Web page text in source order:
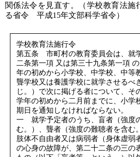
関係法令を見直す。（学校教育法施
る省令 平成15年文部科学省令）
学校教育法施行令
第五条 市町村の教育委員会は、就
二条第一項 又は第三十九条第一項
年の初めから小学校、中学校、中等
聾学校又は養護学校に就学させるべ
じ。）で次に掲げる者について、そ
学年の初めから二月前までに、小学
期日を通知しなければならない。
一 就学予定者のうち、盲者（強度
む。）、聾者（強度の難聴者を含む
肢体不自由者又は病弱者（身体虚弱
の心身の故障が、第二十二条の三の